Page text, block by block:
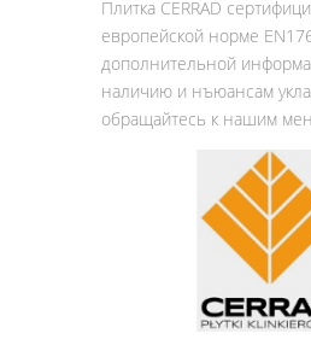
Плитка CERRAD
европейской норме
дополнительной
наличию и нъюансам
обращайтесь к нашим